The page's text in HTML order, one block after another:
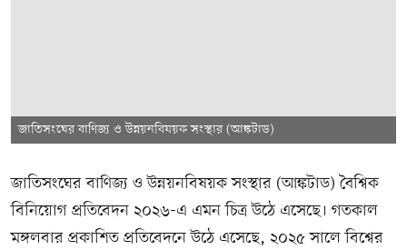
জাতিসংঘের বাণিজ্য ও উন্নয়নবিষয়ক সংস্থার (আঙ্কটাড)
জাতিসংঘের বাণিজ্য ও উন্নয়নবিষয়ক সংস্থার (আঙ্কটাড) বৈশ্বিক
বিনিয়োগ প্রতিবেদন ২০২৬-এ এমন চিত্র উঠে এসেছে। গতকাল
মঙ্গলবার প্রকাশিত প্রতিবেদনে উঠে এসেছে, ২০২৫ সালে বিশ্বের